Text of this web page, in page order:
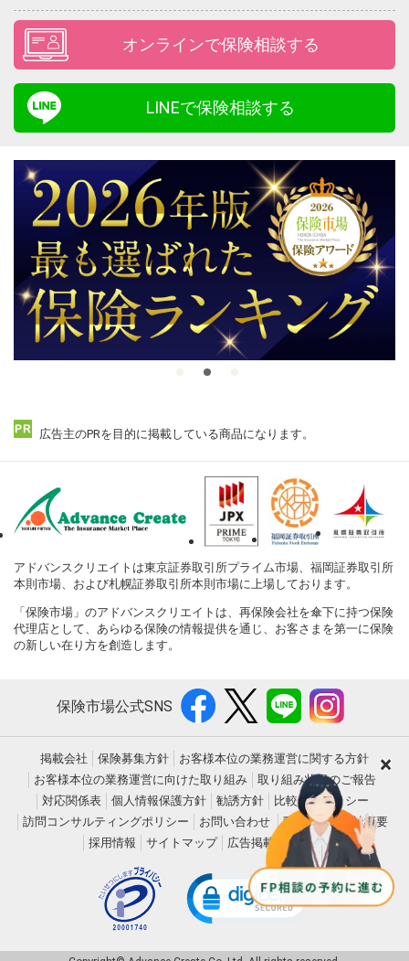
×
オンラインで保険相談する
LINEで保険相談する
広告主のPRを目的に掲載している商品になります。
アドバンスクリエイトは東京証券取引所プライム市場、福岡証券取引所
本則市場、および札幌証券取引所本則市場に上場しております。
「保険市場」のアドバンスクリエイトは、再保険会社を傘下に持つ保険
代理店として、あらゆる保険の情報提供を通じ、お客さまを第一に保険
の新しい在り方を創造します。
保険市場公式SNS
掲載会社 保険募集方針
お客様本位の業務運営に関する方針
お客様本位の業務運営に向けた取り組み
取り組み状況のご報告
対応関係表
個人情報保護方針 勧誘方針
比較表示ポリシー
訪問コンサルティングポリシー
お問い合わせ 動作環境
会社概要
採用情報
サイトマップ 広告掲載について